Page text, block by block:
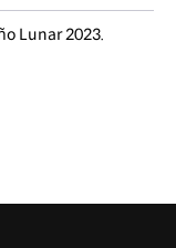
Lunar 2023.